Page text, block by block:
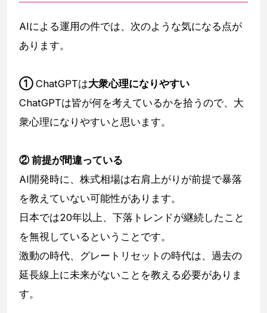
AIによる運用の件では、次のような気になる点が
あります。
①ChatGPTは大衆心理になりやすい
ChatGPTは皆が何を考えているかを拾うので、大
衆心理になりやすいと思います。
② 前提が間違っている
AI開発時に、株式相場は右肩上がりが前提で暴落
を教えていない可能性があります。
日本では20年以上、下落トレンドが継続したこと
を無視しているということです。
激動の時代、グレートリセットの時代は、過去の
延長線上に未来がないことを教える必要がありま
す。